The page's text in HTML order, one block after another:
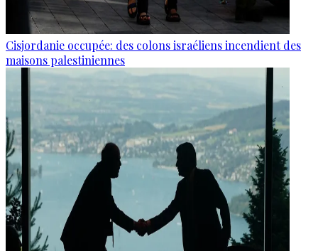
Cisjordanie occupée: des colons israéliens incendient des
maisons palestiniennes